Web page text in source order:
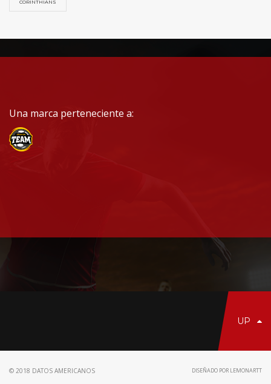
CORINTHIANS
Una marca perteneciente a:
UP
© 2018 DATOS AMERICANOS DISEÑADO POR LEMONARTT